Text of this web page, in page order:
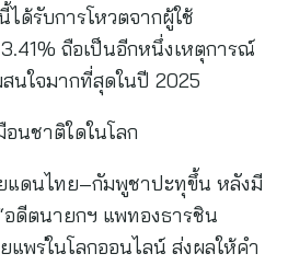
ด้รับการโหวตจากผู้ใช้
ถือเป็นอีกหนึ่งเหตุการณ์
นใจมากที่สุดในปี 2025
นชาติใดในโลก
แดนไทย–กัมพูชาปะทุขึ้น หลังมี
อดีตนายกฯ แพทองธารชิน
แพร่ในโลกออนไลน์ ส่งผลให้คำ